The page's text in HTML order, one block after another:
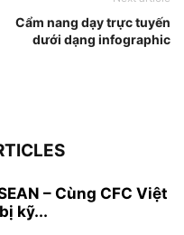
Cẩm nang dạy trực tuyến
dưới dạng infographic
– Cùng CFC Việt
kỹ...